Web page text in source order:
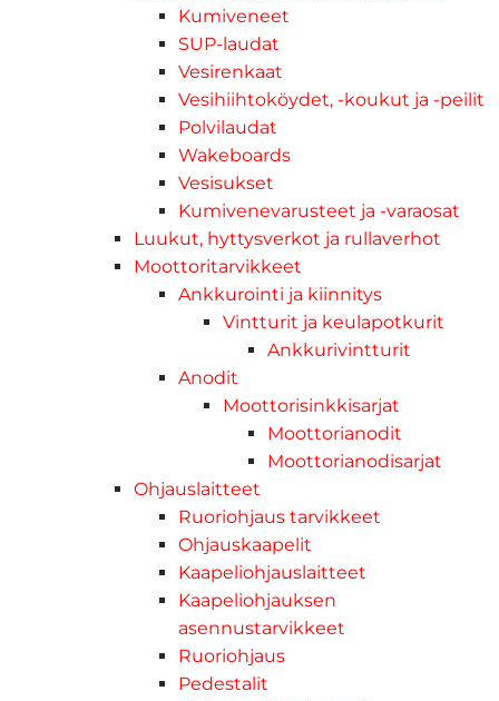
Kumiveneet
SUP-laudat
Vesirenkaat
Vesihiihtoköydet, -koukut ja -peilit
Polvilaudat
Wakeboards
Vesisukset
Kumivenevarusteet ja -varaosat
Luukut, hyttysverkot ja rullaverhot
Moottoritarvikkeet
Ankkurointi ja kiinnitys
Vintturit ja keulapotkurit
Ankkurivintturit
Anodit
Moottorisinkkisarjat
Moottorianodit
Moottorianodisarjat
Ohjauslaitteet
Ruoriohjaus tarvikkeet
Ohjauskaapelit
Kaapeliohjauslaitteet
Kaapeliohjauksen
asennustarvikkeet
Ruoriohjaus
Pedestalit